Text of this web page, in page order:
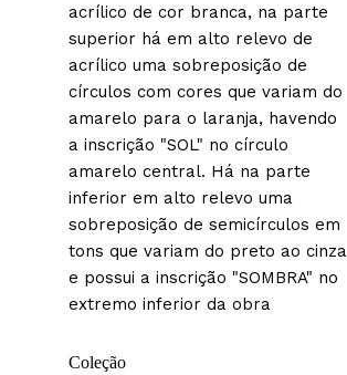
acrílico de cor branca, na parte
superior há em alto relevo de
acrílico uma sobreposição de
círculos com cores que variam do
amarelo para o laranja, havendo
a inscrição "SOL" no círculo
amarelo central. Há na parte
inferior em alto relevo uma
sobreposição de semicírculos em
tons que variam do preto ao cinza
e possui a inscrição "SOMBRA" no
extremo inferior da obra
Coleção